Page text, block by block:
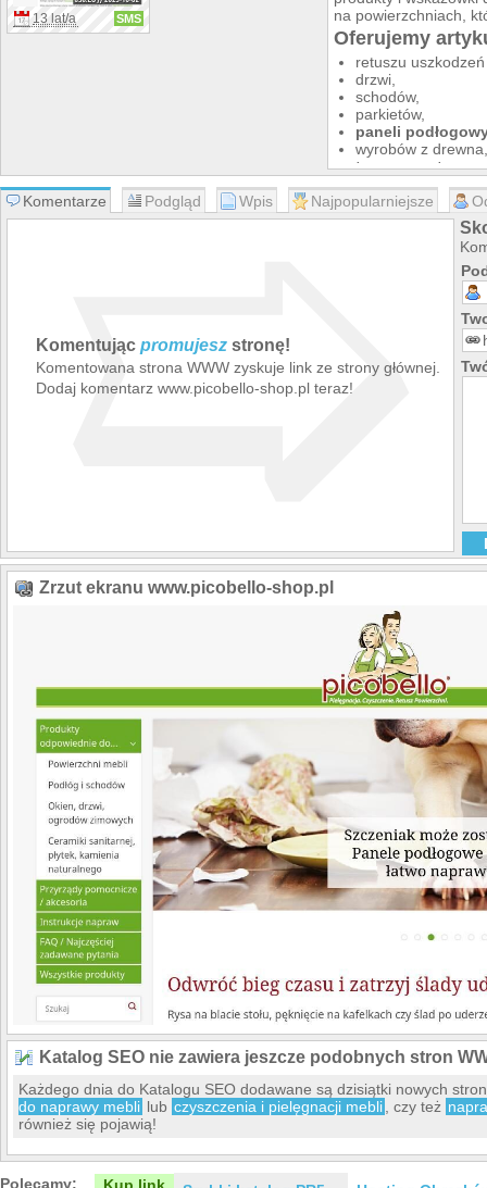
13 lat/a SMS
na powierzchniach,
Oferujemy
retuszu
drzwi,
schodów,
parkietów,
paneli
wyrobów z
tworzyw
glazury.
Jak również
regeneracji mebli i
Prezentujemy krok
Natychmiastowa
oferowanym.
Zapraszamy do
Zespół picobello®
Komentarze Podgląd Wpis Najpopularniejsze
Komentując promujesz stronę!
Komentowana strona WWW zyskuje link ze strony głównej.
Dodaj komentarz www.picobello-shop.pl teraz!
➯
Zrzut ekranu www.picobello-shop.pl
Katalog SEO nie zawiera jeszcze podobnych stron
Każdego dnia do Katalogu SEO dodawane są dzisiątki nowych
do naprawy mebli lub czyszczenia i pielęgnacji mebli , czy też
również się pojawią!
Polecamy: